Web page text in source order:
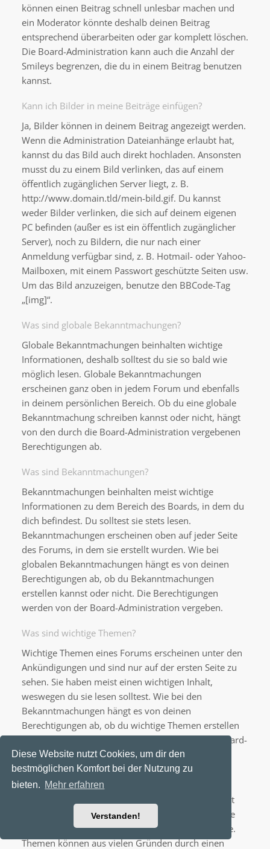
Diese Website nutzt Cookies, um dir den
bestmöglichen Komfort bei der Nutzung zu
bieten. Mehr erfahren
Verstanden!
können einen Beitrag schnell unlesbar machen und
ein Moderator könnte deshalb deinen Beitrag
entsprechend überarbeiten oder gar komplett löschen.
Die Board-Administration kann auch die Anzahl der
Smileys begrenzen, die du in einem Beitrag benutzen
kannst.
Kann ich Bilder in meine Beiträge einfügen?
Ja, Bilder können in deinem Beitrag angezeigt werden.
Wenn die Administration Dateianhänge erlaubt hat,
kannst du das Bild auch direkt hochladen. Ansonsten
musst du zu einem Bild verlinken, das auf einem
öffentlich zugänglichen Server liegt, z. B.
http://www.domain.tld/mein-bild.gif. Du kannst
weder Bilder verlinken, die sich auf deinem eigenen
PC befinden (außer es ist ein öffentlich zugänglicher
Server), noch zu Bildern, die nur nach einer
Anmeldung verfügbar sind, z. B. Hotmail- oder Yahoo-
Mailboxen, mit einem Passwort geschützte Seiten usw.
Um das Bild anzuzeigen, benutze den BBCode-Tag
„[img]“.
Was sind globale Bekanntmachungen?
Globale Bekanntmachungen beinhalten wichtige
Informationen, deshalb solltest du sie so bald wie
möglich lesen. Globale Bekanntmachungen
erscheinen ganz oben in jedem Forum und ebenfalls
in deinem persönlichen Bereich. Ob du eine globale
Bekanntmachung schreiben kannst oder nicht, hängt
von den durch die Board-Administration vergebenen
Berechtigungen ab.
Was sind Bekanntmachungen?
Bekanntmachungen beinhalten meist wichtige
Informationen zu dem Bereich des Boards, in dem du
dich befindest. Du solltest sie stets lesen.
Bekanntmachungen erscheinen oben auf jeder Seite
des Forums, in dem sie erstellt wurden. Wie bei
globalen Bekanntmachungen hängt es von deinen
Berechtigungen ab, ob du Bekanntmachungen
erstellen kannst oder nicht. Die Berechtigungen
werden von der Board-Administration vergeben.
Was sind wichtige Themen?
Wichtige Themen eines Forums erscheinen unter den
Ankündigungen und sind nur auf der ersten Seite zu
sehen. Sie haben meist einen wichtigen Inhalt,
weswegen du sie lesen solltest. Wie bei den
Bekanntmachungen hängt es von deinen
Berechtigungen ab, ob du wichtige Themen erstellen
kannst oder nicht; die Berechtigungen stellt die Board-
Administration ein.
Was sind geschlossene Themen?
Geschlossene Themen sind Themen, in denen nicht
mehr geantwortet werden kann und bei denen eine
laufende Umfrage, falls vorhanden, beendet wurde.
Themen können aus vielen Gründen durch einen